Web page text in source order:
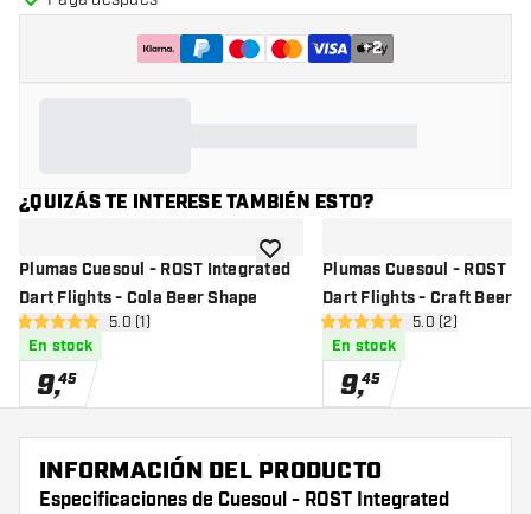
+2
¿QUIZÁS TE INTERESE TAMBIÉN ESTO?
Plumas Cuesoul - ROST Integrated
Dart Flights - Cola Beer Shape
abrir panel de reseñas
5 estrellas de puntuación
5.0 (1)
En stock
9,45
añadir a la lista de deseos
Plumas Cuesoul - ROST
Dart Flights - Craft Beer
abrir panel de
5 estrellas de puntuación
5.0 (2)
En stock
9,45
INFORMACIÓN DEL PRODUCTO
Especificaciones de Cuesoul - ROST Integrated